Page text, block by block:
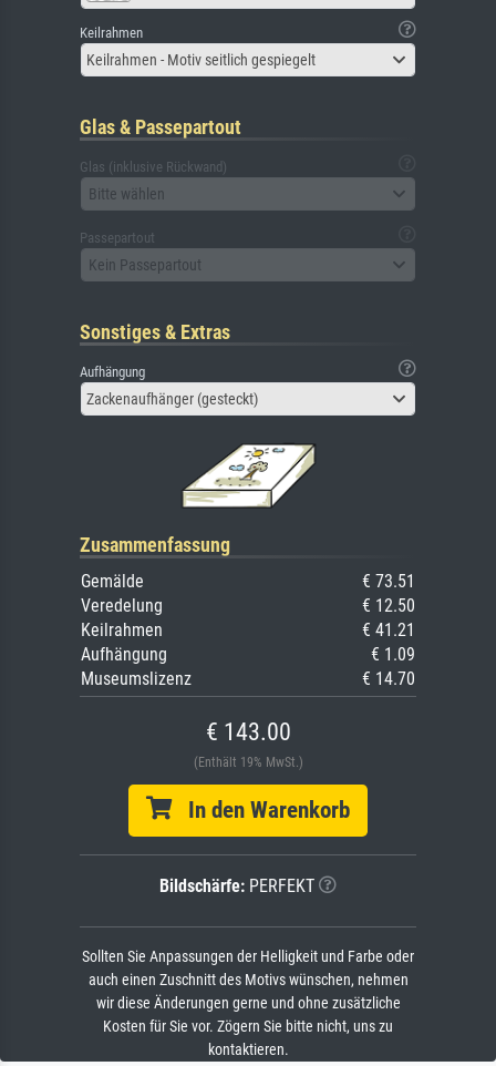
Keilrahmen
Keilrahmen - Motiv seitlich gespiegelt
Glas & Passepartout
Glas (inklusive Rückwand)
Bitte wählen
Passepartout
Kein Passepartout
Sonstiges & Extras
Aufhängung
Zackenaufhänger (gesteckt)
Zusammenfassung
Gemälde
€ 73.51
Veredelung
€ 12.50
Keilrahmen
€ 41.21
Aufhängung
€ 1.09
Museumslizenz
€ 14.70
€ 143.00
(Enthält 19% MwSt.)
In den Warenkorb
Bildschärfe: PERFEKT
Sollten Sie Anpassungen der Helligkeit und Farbe oder
auch einen Zuschnitt des Motivs wünschen, nehmen
wir diese Änderungen gerne und ohne zusätzliche
Kosten für Sie vor. Zögern Sie bitte nicht, uns zu
kontaktieren.